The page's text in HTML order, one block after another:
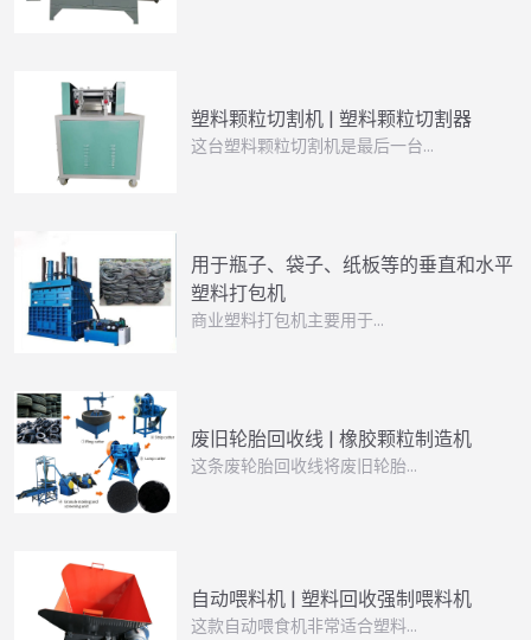
塑料颗粒切割机 | 塑料颗粒切割器
这台塑料颗粒切割机是最后一台…
用于瓶子、袋子、纸板等的垂直和水平
塑料打包机
商业塑料打包机主要用于…
废旧轮胎回收线 | 橡胶颗粒制造机
这条废轮胎回收线将废旧轮胎…
自动喂料机 | 塑料回收强制喂料机
这款自动喂食机非常适合塑料…